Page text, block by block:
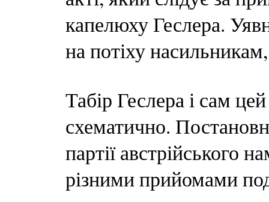
капелюху Геслера.
на потіху
Табір Геслера і сам
схематично.
партії австрійського
різними прийомами